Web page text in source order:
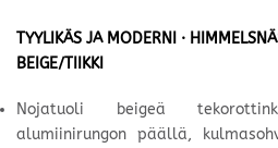
TYYLIKÄS JA MODERNI ·
BEIGE/TIIKKI
Nojatuoli beigeä
alumiinirungon päällä,